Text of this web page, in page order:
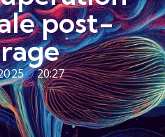
post-
20:27